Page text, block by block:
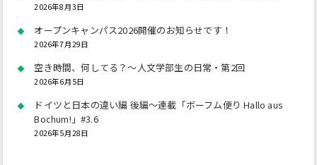
2026年8月3日
オープンキャンパス2026開催のお知らせです！
2026年7月29日
空き時間、何してる？～人文学部生の日常・第2回
2026年6月5日
ドイツと日本の違い編 後編～連載「ボーフム便り Hallo aus
Bochum!」#3.6
2026年5月28日